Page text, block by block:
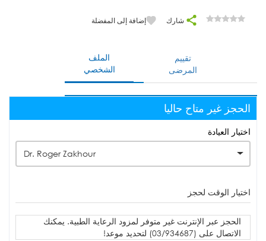
شارك إضافة إلى المفضلة
الملف
الشخصي
تقييم
المرضى
الحجز غير متاح حاليا
اختيار العيادة
Dr. Roger Zakhour
اختيار الوقت لحجز
الحجز عبر الإنترنت غير متوفر لمزود الرعاية الطبية. يمكنك
الاتصال على (03/934687) لتحديد موعد!